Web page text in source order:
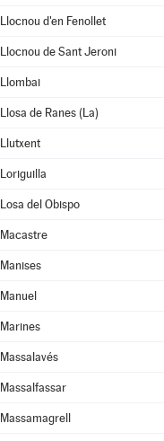
Llocnou d'en Fenollet
Llocnou de Sant Jeroni
Llombai
Llosa de Ranes (La)
Llutxent
Loriguilla
Losa del Obispo
Macastre
Manises
Manuel
Marines
Massalavés
Massalfassar
Massamagrell